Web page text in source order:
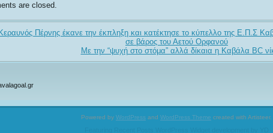
are closed.
Πέρνης έκανε την έκπληξη και κατέκτησε το κύπελλο της Ε.Π.Σ
σε βάρος του Αετού Ορφανού
Με την “ψυχή στο στόμα” αλλά δίκαια η Καβάλα BC
Powered by WordPress and WordPress Theme created with Artisteer.